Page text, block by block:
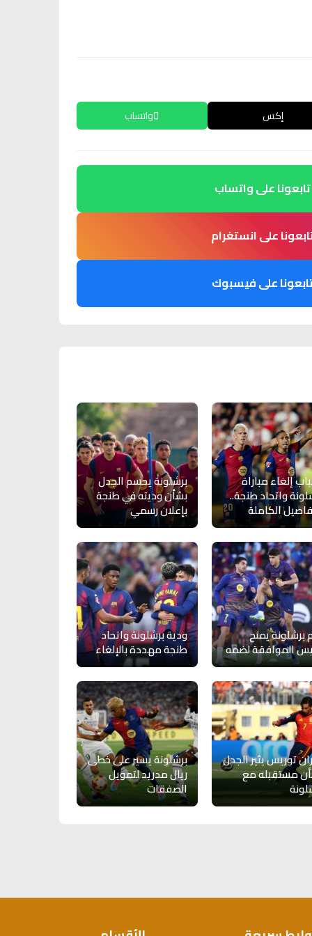
إكس واتساب
تابعونا على واتساب
على انستغرام
على فيسبوك
إلغاء مباراة
واتحاد طنجة..
الكاملة
برشلونة يحسم الجدل
بشأن وديته في طنجة
بإعلان رسمي
برشلونة يمنح
الموافقة لضمه
ودية برشلونة واتحاد
طنجة مهددة بالإلغاء
توريس يثير الجدل
مستقبله مع
برشلونة يسير على خطى
ريال مدريد لتمويل
الصفقات